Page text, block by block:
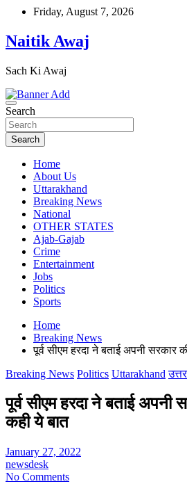
Skip
content
Friday, August 7, 2026
Naitik Awaj
Sach Ki Awaj
Search
Search
Home
About Us
Uttarakhand
Breaking News
National
OTHER STATES
Ajab-Gajab
Crime
Entertainment
Jobs
Politics
Sports
Home
Breaking News
पूर्व सीएम हरदा ने बताई अपनी सरकार
Breaking News Politics Uttarakhand
पूर्व सीएम हरदा ने बताई अपनी
कही ये बात
January 27, 2022
newsdesk
No Comments